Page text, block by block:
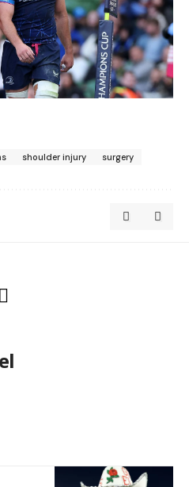
shoulder injury surgery